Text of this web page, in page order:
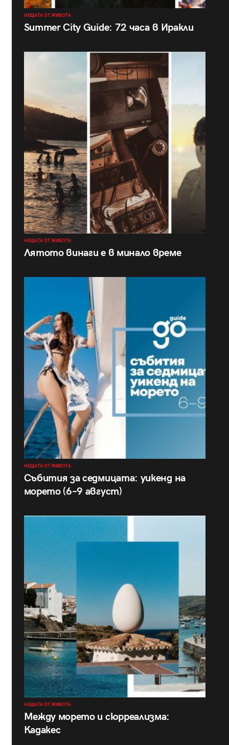
НЕЩАТА ОТ ЖИВОТА
Summer City Guide: 72 часа в Иракли
НЕЩАТА ОТ ЖИВОТА
Лятото винаги е в минало време
НЕЩАТА ОТ ЖИВОТА
Събития за седмицата: уикенд на
морето (6–9 август)
НЕЩАТА ОТ ЖИВОТА
Между морето и сюрреализма:
Кадакес